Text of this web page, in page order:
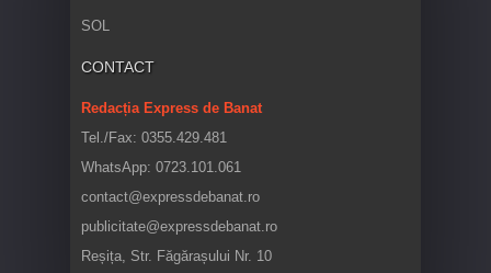
SOL
CONTACT
Redacția Express de Banat
Tel./Fax: 0355.429.481
WhatsApp: 0723.101.061
contact@expressdebanat.ro
publicitate@expressdebanat.ro
Reșița, Str. Făgărașului Nr. 10